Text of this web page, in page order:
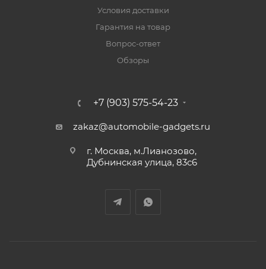
Условия доставки
Гарантия на товар
Вопрос-ответ
Обзоры
+7 (903) 575-54-23
zakaz@automobile-gadgets.ru
г. Москва, м.Лианозово,
Дубнинская улица, 83с6